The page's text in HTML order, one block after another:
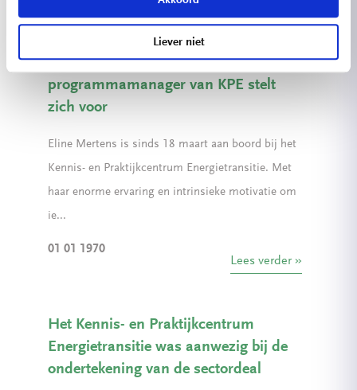
Liever niet
Eline Mertens, de nieuwe
programmamanager van KPE stelt
zich voor
Eline Mertens is sinds 18 maart aan boord bij het
Kennis- en Praktijkcentrum Energietransitie. Met
haar enorme ervaring en intrinsieke motivatie om
ie...
01 01 1970
Lees verder
Het Kennis- en Praktijkcentrum
Energietransitie was aanwezig bij de
ondertekening van de sectordeal